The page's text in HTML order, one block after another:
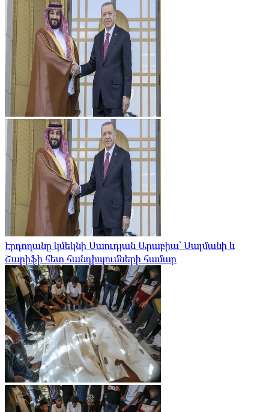
Էրդողանը կմեկնի Սաուդյան Արաբիա՝ Սալմանի և
Շարիֆի հետ հանդիպումների համար